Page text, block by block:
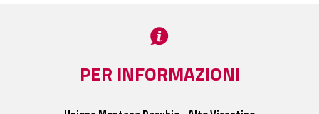
PER INFORMAZIONI